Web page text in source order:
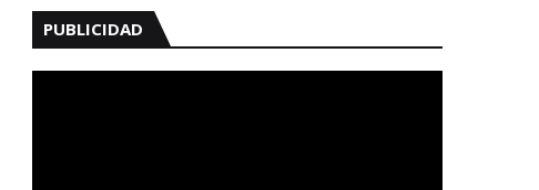
PUBLICIDAD